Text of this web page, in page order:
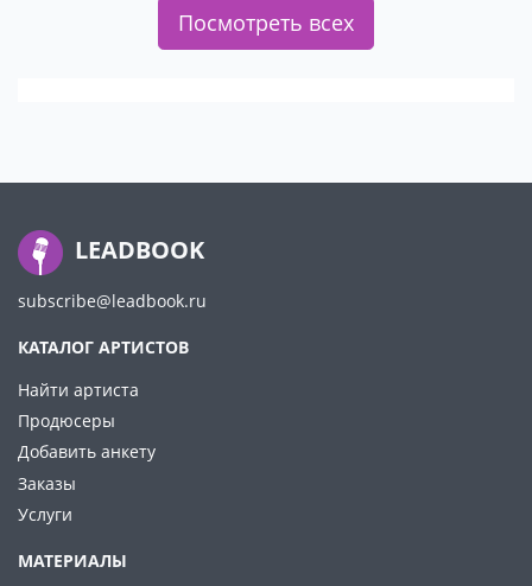
Посмотреть всех
LEADBOOK
subscribe@leadbook.ru
КАТАЛОГ АРТИСТОВ
Найти артиста
Продюсеры
Добавить анкету
Заказы
Услуги
МАТЕРИАЛЫ